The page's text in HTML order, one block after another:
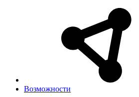
Возможности